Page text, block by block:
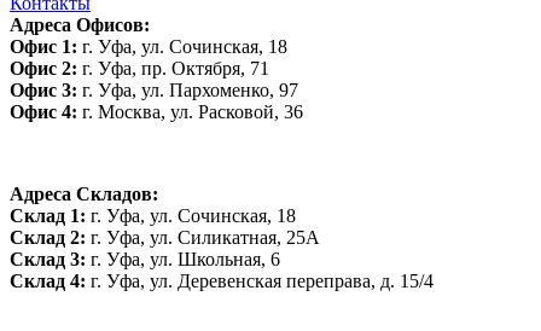
Адреса Офисов:
Офис 1: г. Уфа, ул. Сочинская, 18
Офис 2: г. Уфа, пр. Октября, 71
Офис 3: г. Уфа, ул. Пархоменко, 97
Офис 4: г. Москва, ул. Расковой, 36
Адреса Складов:
Склад 1: г. Уфа, ул. Сочинская, 18
Склад 2: г. Уфа, ул. Силикатная, 25А
Склад 3: г. Уфа, ул. Школьная, 6
Склад 4: г. Уфа, ул. Деревенская переправа, д. 15/4